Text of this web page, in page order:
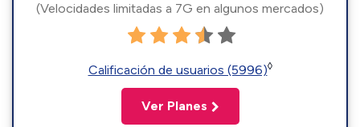
(Velocidades limitadas a 7G en algunos mercados)
Calificación de usuarios (5996)◊
Ver Planes